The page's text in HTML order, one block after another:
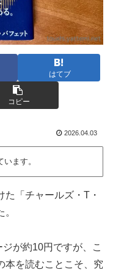
はてブ
コピー
2026.04.03
ます。
た「チャールズ・T・
が約10円ですが、こ
本を読むことこそ、究